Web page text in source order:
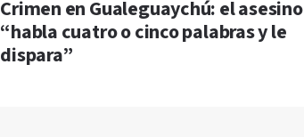
Crimen en Gualeguaychú: el asesino
“habla cuatro o cinco palabras y le
dispara”